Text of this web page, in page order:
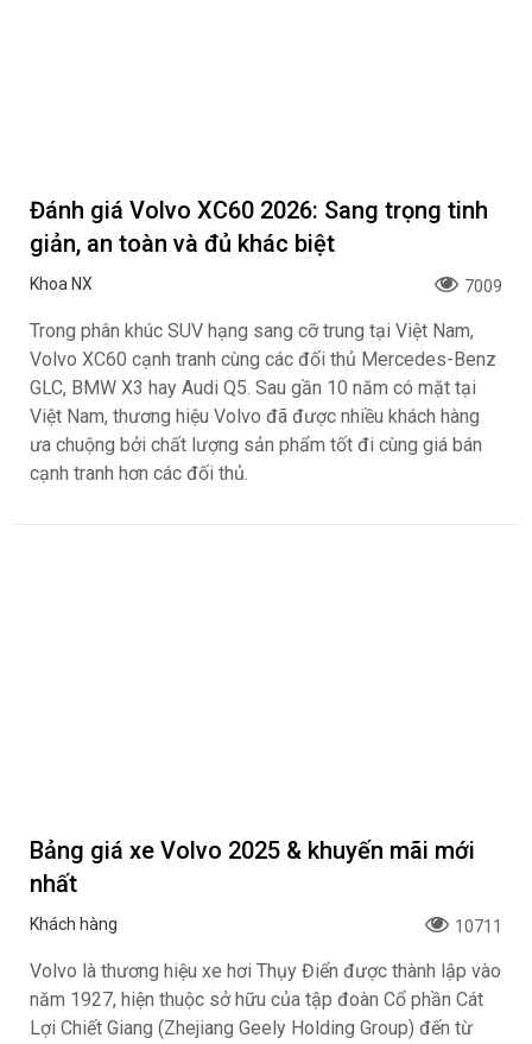
Đánh giá Volvo XC60 2026: Sang trọng tinh
giản, an toàn và đủ khác biệt
Khoa NX 7009
Trong phân khúc SUV hạng sang cỡ trung tại Việt Nam,
Volvo XC60 cạnh tranh cùng các đối thủ Mercedes-Benz
GLC, BMW X3 hay Audi Q5. Sau gần 10 năm có mặt tại
Việt Nam, thương hiệu Volvo đã được nhiều khách hàng
ưa chuộng bởi chất lượng sản phẩm tốt đi cùng giá bán
cạnh tranh hơn các đối thủ.
Bảng giá xe Volvo 2025 & khuyến mãi mới
nhất
Khách hàng 10711
Volvo là thương hiệu xe hơi Thụy Điển được thành lập vào
năm 1927, hiện thuộc sở hữu của tập đoàn Cổ phần Cát
Lợi Chiết Giang (Zhejiang Geely Holding Group) đến từ